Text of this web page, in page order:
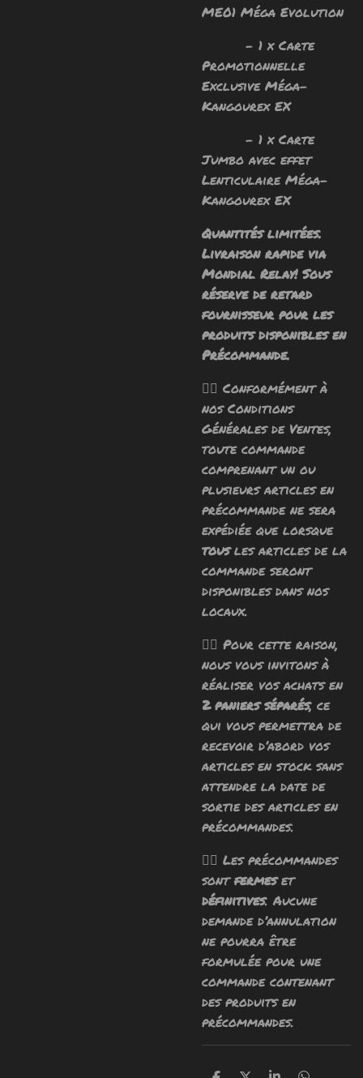
ME01 Méga Evolution
- 1 x Carte
Promotionnelle
Exclusive Méga-
Kangourex EX
- 1 x Carte
Jumbo avec effet
Lenticulaire Méga-
Kangourex EX
Quantités limitées.
Livraison rapide via
Mondial Relay! Sous
réserve de retard
fournisseur pour les
produits disponibles en
Précommande.
🧙‍♂️ Conformément à
nos Conditions
Générales de Ventes,
toute commande
comprenant un ou
plusieurs articles en
précommande ne sera
expédiée que lorsque
tousles articles de la
commande seront
disponibles dans nos
locaux.
🧙‍♂️ Pour cette raison,
nous vous invitons à
réaliser vos achats en
2 paniers séparés, ce
qui vous permettra de
recevoir d’abord vos
articles en stock sans
attendre la date de
sortie des articles en
précommandes.
🧙‍♂️ Les précommandes
sontfermeset
définitives. Aucune
demande d’annulation
ne pourra être
formulée pour une
commande contenant
des produits en
précommandes.